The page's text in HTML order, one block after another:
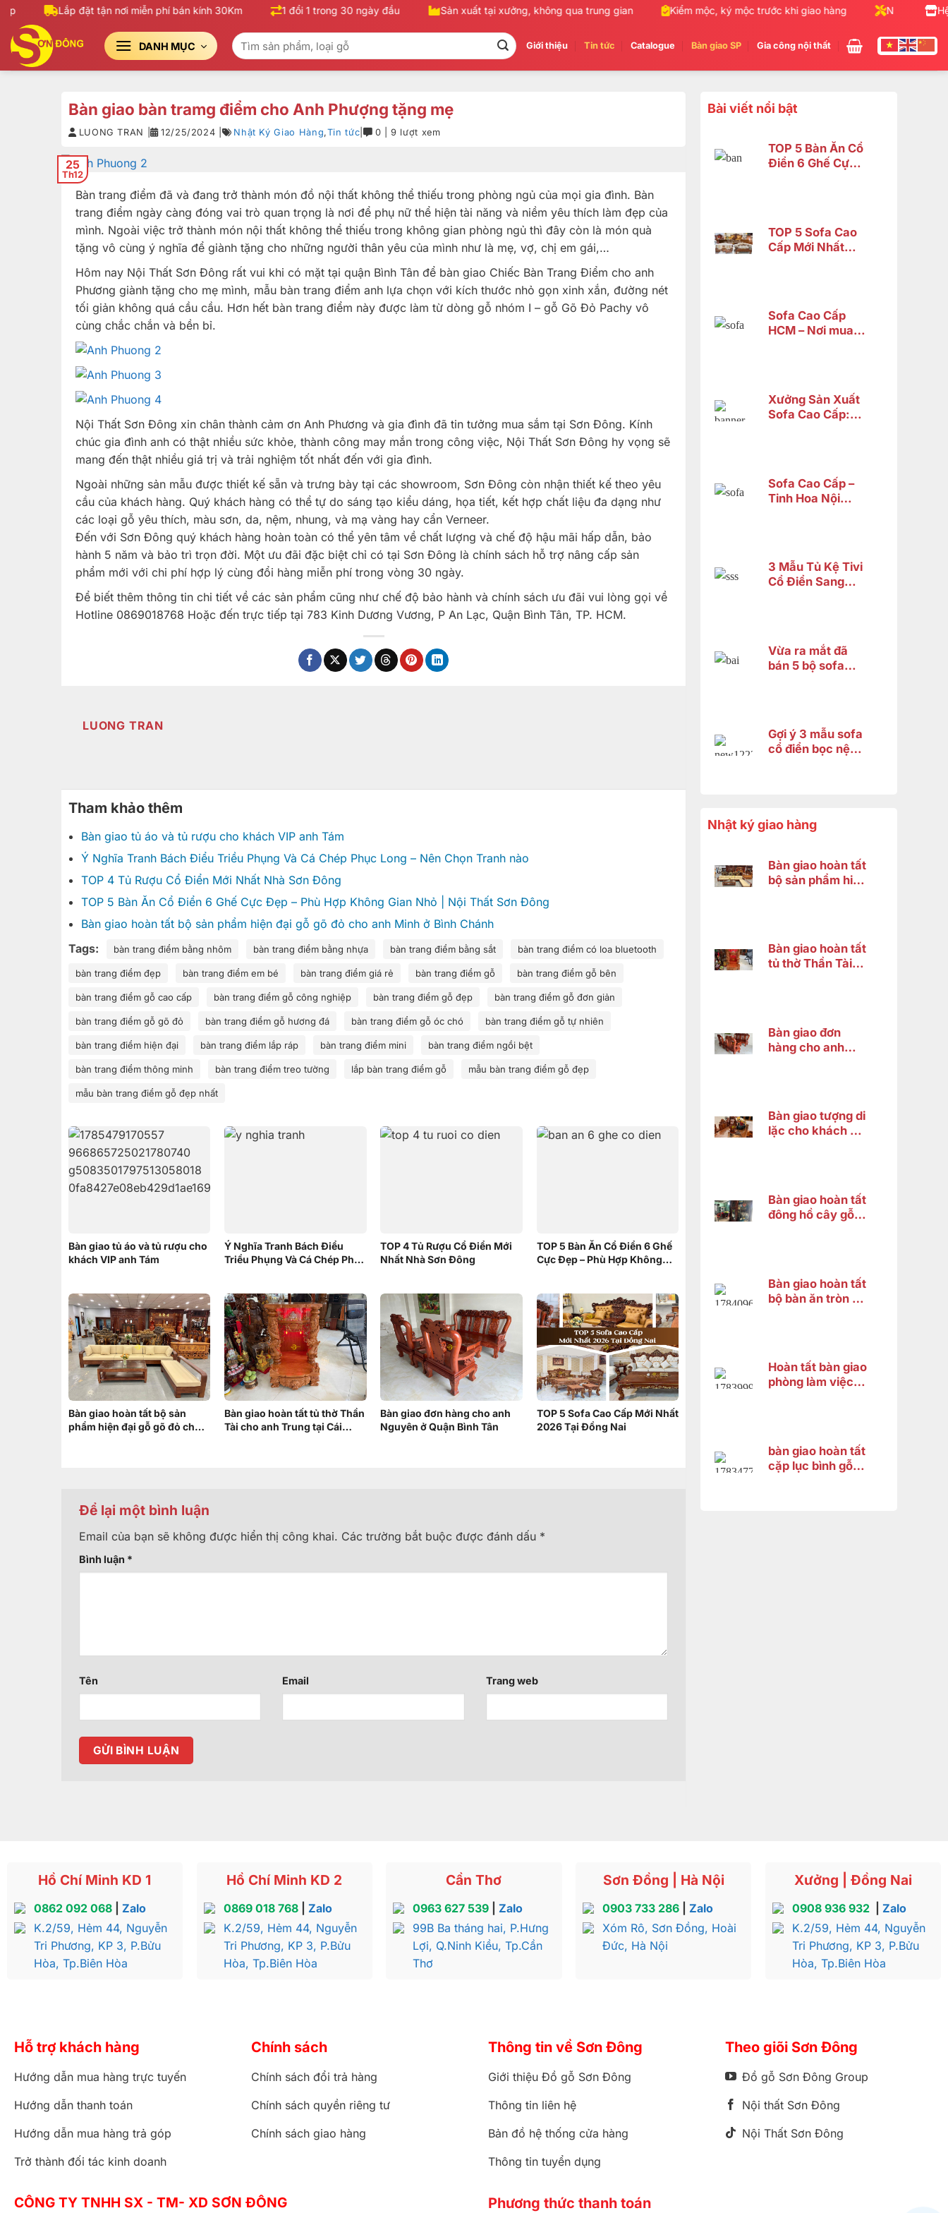
Bỏ
nội
dung
Lắp đặt tận nơi miễn phí bán kính 30Km 1 đổi 1 trong 30 ngày đầu Sản xuất tại xưởng, không qua trung gian Kiểm mộc, ký mộc trước khi giao hàng Nhận gia công
DANH MỤC
Tìm
kiếm:
Giới thiệu Tin tức Catalogue Bàn giao SP Gia công nội thất
Bàn giao bàn tramg điểm cho Anh Phượng tặng mẹ
LUONG TRAN | 12/25/2024 | Nhật Ký Giao Hàng,Tin tức 0 | 9 lượt xem
25
Th12
Bàn trang điểm đã và đang trở thành món đồ nội thất không thể thiếu trong phòng ngủ của mọi gia đình. Bàn
trang điểm ngày càng đóng vai trò quan trọng là nơi để phụ nữ thể hiện tài năng và niềm yêu thích làm đẹp của
mình. Ngoài việc trở thành món nội thất không thể thiếu trong không gian phòng ngủ thì đây còn là món quà
tặng vô cùng ý nghĩa để giành tặng cho những người thân yêu của mình như là mẹ, vợ, chị em gái,…
Hôm nay Nội Thất Sơn Đông rất vui khi có mặt tại quận Bình Tân để bàn giao Chiếc Bàn Trang Điểm cho anh
Phương giành tặng cho mẹ mình, mẫu bàn trang điểm anh lựa chọn với kích thước nhỏ gọn xinh xắn, đường nét
tối giản không quá cầu cầu. Hơn hết bàn trang điểm này được làm từ dòng gỗ nhóm I – gỗ Gõ Đỏ Pachy vô
cùng chắc chắn và bền bỉ.
Nội Thất Sơn Đông xin chân thành cảm ơn Anh Phương và gia đình đã tin tưởng mua sắm tại Sơn Đông. Kính
chúc gia đình anh có thật nhiều sức khỏe, thành công may mắn trong công việc, Nội Thất Sơn Đông hy vọng sẽ
mang đến thật nhiều giá trị và trải nghiệm tốt nhất đến với gia đình.
Ngoài những sản mẫu được thiết kế sẵn và trưng bày tại các showroom, Sơn Đông còn nhận thiết kế theo yêu
cầu của khách hàng. Quý khách hàng có thể tự do sáng tạo kiểu dáng, họa tiết, kết hợp chất liệu đa dạng như
các loại gỗ yêu thích, màu sơn, da, nệm, nhung, và mạ vàng hay cẩn Verneer.
Đến với Sơn Đông quý khách hàng hoàn toàn có thể yên tâm về chất lượng và chế độ hậu mãi hấp dẫn, bảo
hành 5 năm và bảo trì trọn đời. Một ưu đãi đặc biệt chỉ có tại Sơn Đông là chính sách hỗ trợ nâng cấp sản
phẩm mới với chi phí hợp lý cùng đổi hàng miễn phí trong vòng 30 ngày.
Để biết thêm thông tin chi tiết về các sản phẩm cũng như chế độ bảo hành và chính sách ưu đãi vui lòng gọi về
Hotline 0869018768 Hoặc đến trực tiếp tại 783 Kinh Dương Vương, P An Lạc, Quận Bình Tân, TP. HCM.
LUONG TRAN
Tham khảo thêm
Bàn giao tủ áo và tủ rượu cho khách VIP anh Tám
Ý Nghĩa Tranh Bách Điểu Triều Phụng Và Cá Chép Phục Long – Nên Chọn Tranh nào
TOP 4 Tủ Rượu Cổ Điển Mới Nhất Nhà Sơn Đông
TOP 5 Bàn Ăn Cổ Điển 6 Ghế Cực Đẹp – Phù Hợp Không Gian Nhỏ | Nội Thất Sơn Đông
Bàn giao hoàn tất bộ sản phẩm hiện đại gỗ gõ đỏ cho anh Minh ở Bình Chánh
Tags:
bàn trang điểm bằng nhôm bàn trang điểm bằng nhựa bàn trang điểm bằng sắt bàn trang điểm có loa bluetooth
bàn trang điểm đẹp bàn trang điểm em bé bàn trang điểm giá rẻ bàn trang điểm gỗ bàn trang điểm gỗ bên
bàn trang điểm gỗ cao cấp bàn trang điểm gỗ công nghiệp bàn trang điểm gỗ đẹp bàn trang điểm gỗ đơn giản
bàn trang điểm gỗ gõ đỏ bàn trang điểm gỗ hương đá bàn trang điểm gỗ óc chó bàn trang điểm gỗ tự nhiên
bàn trang điểm hiện đại bàn trang điểm lắp ráp bàn trang điểm mini bàn trang điểm ngồi bệt
bàn trang điểm thông minh bàn trang điểm treo tường lắp bàn trang điểm gỗ mẫu bàn trang điểm gỗ đẹp
mẫu bàn trang điểm gỗ đẹp nhất
Bàn giao tủ áo và tủ rượu cho
khách VIP anh Tám
Ý Nghĩa Tranh Bách Điểu
Triều Phụng Và Cá Chép Phục
TOP 4 Tủ Rượu Cổ Điển Mới
Nhất Nhà Sơn Đông
TOP 5 Bàn Ăn Cổ Điển 6 Ghế
Cực Đẹp – Phù Hợp Không
Bàn giao hoàn tất bộ sản
phẩm hiện đại gỗ gõ đỏ cho
Bàn giao hoàn tất tủ thờ Thần
Tài cho anh Trung tại Cái
Bàn giao đơn hàng cho anh
Nguyên ở Quận Bình Tân
TOP 5 Sofa Cao Cấp Mới Nhất
2026 Tại Đồng Nai
Để lại một bình luận
Email của bạn sẽ không được hiển thị công khai. Các trường bắt buộc được đánh dấu *
Bình luận *
Tên Email Trang web
Bài viết nổi bật
TOP 5 Bàn Ăn Cổ
Điển 6 Ghế Cực
TOP 5 Sofa Cao
Cấp Mới Nhất
Sofa Cao Cấp
HCM – Nơi mua
Xưởng Sản Xuất
Sofa Cao Cấp:
Sofa Cao Cấp –
Tinh Hoa Nội
3 Mẫu Tủ Kệ Tivi
Cổ Điển Sang
Vừa ra mắt đã
bán 5 bộ sofa
Gợi ý 3 mẫu sofa
cổ điển bọc nệm
Nhật ký giao hàng
Bàn giao hoàn tất
bộ sản phẩm hiện
Bàn giao hoàn tất
tủ thờ Thần Tài
Bàn giao đơn
hàng cho anh
Bàn giao tượng di
lặc cho khách chị
Bàn giao hoàn tất
đông hồ cây gỗ
Bàn giao hoàn tất
bộ bàn ăn tròn gỗ
Hoàn tất bàn giao
phòng làm việc
bàn giao hoàn tất
cặp lục bình gỗ
Hồ Chí Minh KD 1
0862 092 068| Zalo
K.2/59, Hẻm 44, Nguyễn
Tri Phương, KP 3, P.Bửu
Hòa, Tp.Biên Hòa
Hồ Chí Minh KD 2
0869 018 768| Zalo
K.2/59, Hẻm 44, Nguyễn
Tri Phương, KP 3, P.Bửu
Hòa, Tp.Biên Hòa
Cần Thơ
0963 627 539 |Zalo
99B Ba tháng hai, P.Hưng
Lợi, Q.Ninh Kiều, Tp.Cần
Thơ
Sơn Đồng | Hà Nội
0903 733 286 |Zalo
Xóm Rô, Sơn Đồng, Hoài
Đức, Hà Nội
Xưởng | Đồng Nai
0908 936 932
Zalo
K.2/59, Hẻm 44, Nguyễn
Tri Phương, KP 3, P.Bửu
Hòa, Tp.Biên Hòa
Hỗ trợ khách hàng
Hướng dẫn mua hàng trực tuyến
Hướng dẫn thanh toán
Hướng dẫn mua hàng trả góp
Trở thành đối tác kinh doanh
Chính sách
Chính sách đổi trả hàng
Chính sách quyền riêng tư
Chính sách giao hàng
Thông tin về Sơn Đông
Giới thiệu Đồ gỗ Sơn Đông
Thông tin liên hệ
Bản đồ hệ thống cửa hàng
Thông tin tuyển dụng
Theo giõi Sơn Đông
Đồ gỗ Sơn Đông Group
Nội thất Sơn Đông
Nội Thất Sơn Đông
CÔNG TY TNHH SX - TM- XD SƠN ĐÔNG Phương thức thanh toán